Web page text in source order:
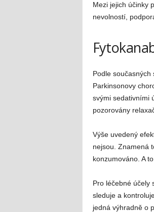
Mezi jejich účinky
nevolností,
Podle
Parkinsonovy
svými sedativními
pozorovány
Výše uvedený
nejsou. Znamená
konzumováno. A
Pro léčebné účely
sleduje a
jedná výhradně o